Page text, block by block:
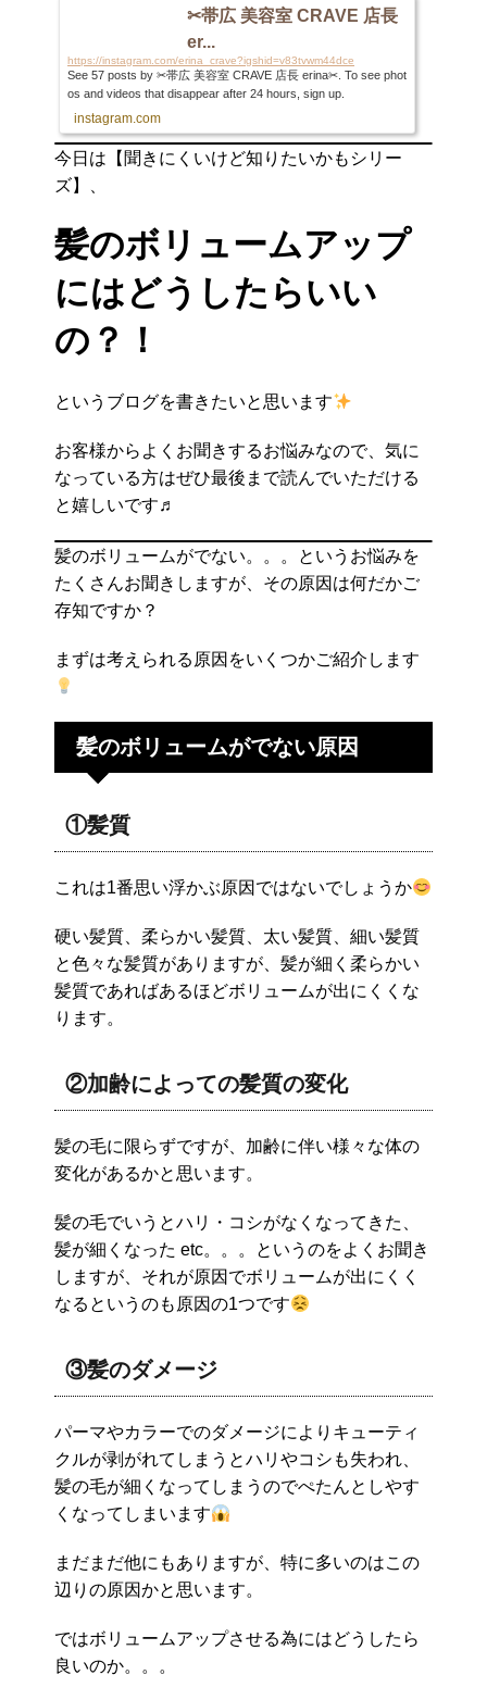
軽にフォローして下さいね
♬はい、↑の自己紹介ブロ
グ、古いですね〜
そんなに改まって書くこと
もないのですが、書きなが
ら自分が進化しているか確
✂︎帯広 美容室 CRAVE 店長
er...
https://instagram.com/erina_crave?igshid=v83tvwm44dce
See 57 posts by ✂︎帯広 美容室 CRAVE 店長 erina✂︎. To see phot
os and videos that disappear after 24 hours, sign up.
instagram.com
今日は【聞きにくいけど知りたいかもシリー
ズ】、
髪のボリュームアップ
にはどうしたらいい
の？！
というブログを書きたいと思います
お客様からよくお聞きするお悩みなので、気に
なっている方はぜひ最後まで読んでいただける
と嬉しいです♬
髪のボリュームがでない。。。というお悩みを
たくさんお聞きしますが、その原因は何だかご
存知ですか？
まずは考えられる原因をいくつかご紹介します
髪のボリュームがでない原因
①髪質
これは1番思い浮かぶ原因ではないでしょうか
硬い髪質、柔らかい髪質、太い髪質、細い髪質
と色々な髪質がありますが、髪が細く柔らかい
髪質であればあるほどボリュームが出にくくな
ります。
②加齢によっての髪質の変化
髪の毛に限らずですが、加齢に伴い様々な体の
変化があるかと思います。
髪の毛でいうとハリ・コシがなくなってきた、
髪が細くなった etc。。。というのをよくお聞き
しますが、それが原因でボリュームが出にくく
なるというのも原因の1つです
③髪のダメージ
パーマやカラーでのダメージによりキューティ
クルが剥がれてしまうとハリやコシも失われ、
髪の毛が細くなってしまうのでぺたんとしやす
くなってしまいます
まだまだ他にもありますが、特に多いのはこの
辺りの原因かと思います。
ではボリュームアップさせる為にはどうしたら
良いのか。。。